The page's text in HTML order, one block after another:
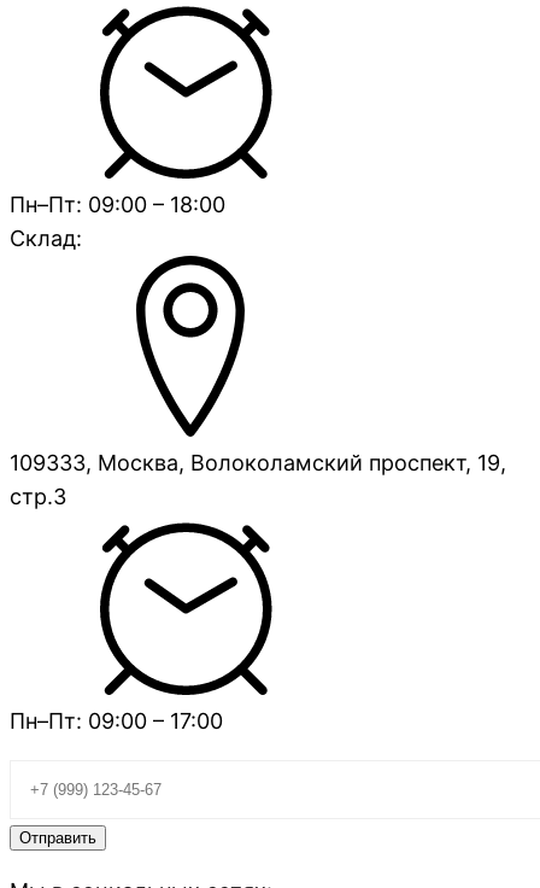
Пн–Пт: 09:00 – 18:00
Склад:
109333, Москва, Волоколамский проспект, 19,
стр.3
Пн–Пт: 09:00 – 17:00